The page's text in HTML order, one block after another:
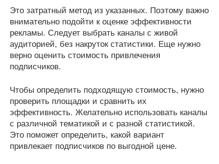
Это затратный метод из указанных. Поэтому важно
внимательно подойти к оценке эффективности
рекламы. Следует выбрать каналы с живой
аудиторией, без накруток статистики. Еще нужно
верно оценить стоимость привлечения
подписчиков.
Чтобы определить подходящую стоимость, нужно
проверить площадки и сравнить их
эффективность. Желательно использовать каналы
с различной тематикой и с разной статистикой.
Это поможет определить, какой вариант
привлекает подписчиков по выгодной цене.